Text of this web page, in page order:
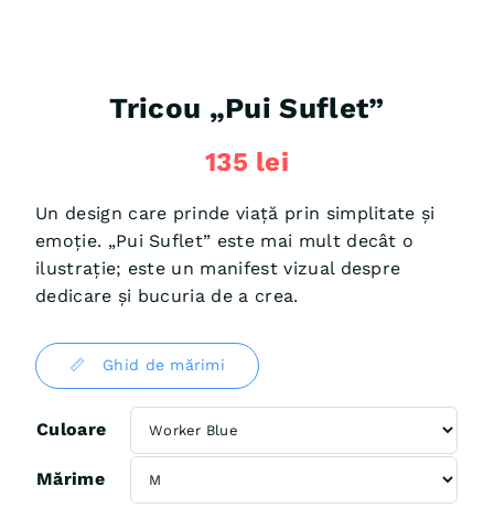
Tricou „Pui Suflet”
135 lei
Un design care prinde viață prin simplitate și
emoție. „Pui Suflet” este mai mult decât o
ilustrație; este un manifest vizual despre
dedicare și bucuria de a crea.
📏 Ghid de mărimi
Culoare
Mărime